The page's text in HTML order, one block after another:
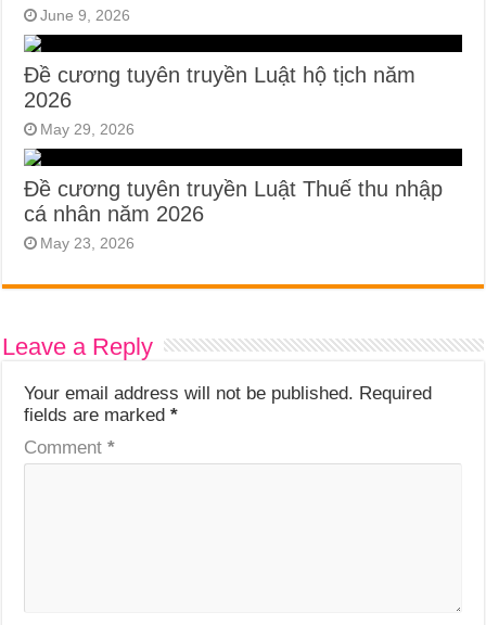
June 9, 2026
Đề cương tuyên truyền Luật hộ tịch năm
2026
May 29, 2026
Đề cương tuyên truyền Luật Thuế thu nhập
cá nhân năm 2026
May 23, 2026
Leave a Reply
Your email address will not be published. Required
fields are marked*
Comment*